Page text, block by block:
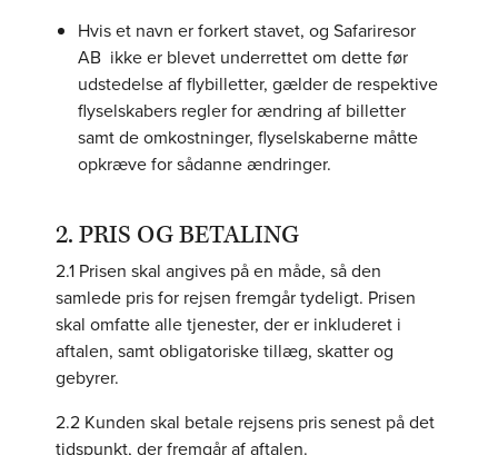
Hvis et navn er forkert stavet, og Safariresor
AB ikke er blevet underrettet om dette før
udstedelse af flybilletter, gælder de respektive
flyselskabers regler for ændring af billetter
samt de omkostninger, flyselskaberne måtte
opkræve for sådanne ændringer.
2. PRIS OG BETALING
2.1 Prisen skal angives på en måde, så den
samlede pris for rejsen fremgår tydeligt. Prisen
skal omfatte alle tjenester, der er inkluderet i
aftalen, samt obligatoriske tillæg, skatter og
gebyrer.
2.2 Kunden skal betale rejsens pris senest på det
tidspunkt, der fremgår af aftalen.